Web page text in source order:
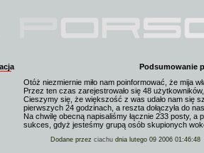
Podsumowanie
Otóż niezmiernie miło nam poinformować, że mija
Przez ten czas zarejestrowało się 48
Cieszymy się, że większość z was udało nam się
pierwszych 24 godzinach, a reszta dołączyła do
Na chwilę obecną napisaliśmy łącznie 233 posty,
sukces, gdyż jesteśmy grupą osób skupionych
Dodane przez ciachu dnia lutego 09 2006 01:46:48